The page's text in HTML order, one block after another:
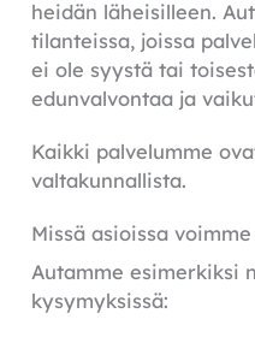
heidän läheisilleen.
tilanteissa, joissa
ei ole syystä tai
edunvalvontaa ja
Kaikki palvelumme
valtakunnallista.
Missä asioissa
Autamme esimerkiksi
kysymyksissä: